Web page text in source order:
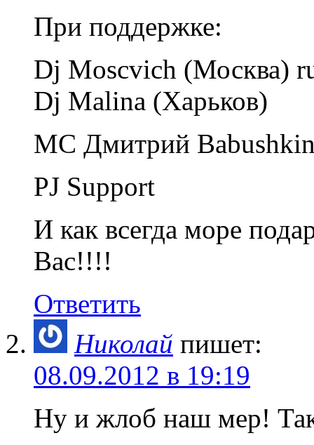
При поддержке:
Dj Moscvich (Москва)
Dj Malina (Харьков)
MC Дмитрий
PJ Support
И как всегда море
Вас!!!!
Ответить
Николай пишет:
08.09.2012 в 19:19
Ну и жлоб наш мер!